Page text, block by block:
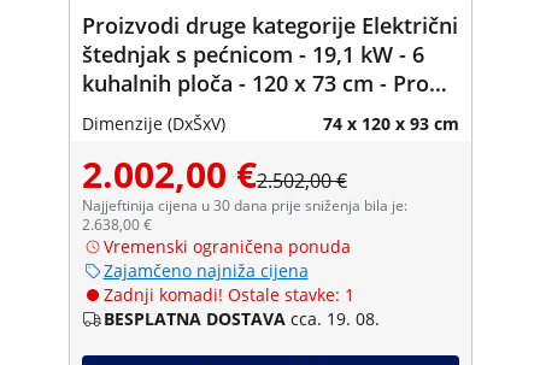
Proizvodi druge kategorije Električni
štednjak s pećnicom - 19,1 kW - 6
kuhalnih ploča - 120 x 73 cm - Pro
730 serija - Royal Catering
Dimenzije (DxŠxV) 74 x 120 x 93 cm
2.002,00 €2.502,00 €
Najjeftinija cijena u 30 dana prije sniženja bila je:
2.638,00 €
Vremenski ograničena ponuda
Zajamčeno najniža cijena
Zadnji komadi! Ostale stavke: 1
BESPLATNA DOSTAVA cca. 19. 08.